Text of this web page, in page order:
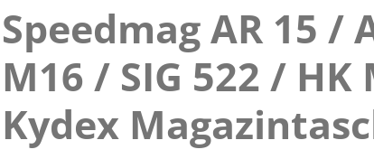
Speedmag AR 15 /
M16 / SIG 522 / HK
Kydex